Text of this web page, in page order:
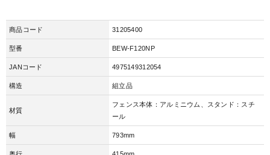
商品コード 31205400
型番 BEW-F120NP
JANコード 4975149312054
構造 組立品
材質
フェンス本体：アルミニウム、スタンド：スチ
ール
幅 793mm